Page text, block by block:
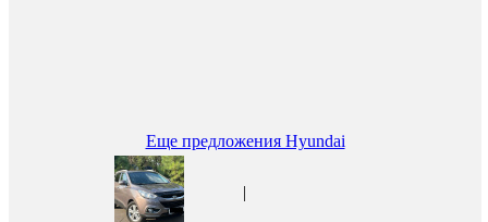
Еще предложения Hyundai
|